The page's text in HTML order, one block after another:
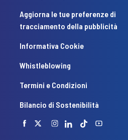
Aggiorna le tue preferenze di
tracciamento della pubblicità
Informativa Cookie
Whistleblowing
Termini e Condizioni
Bilancio di Sostenibilità